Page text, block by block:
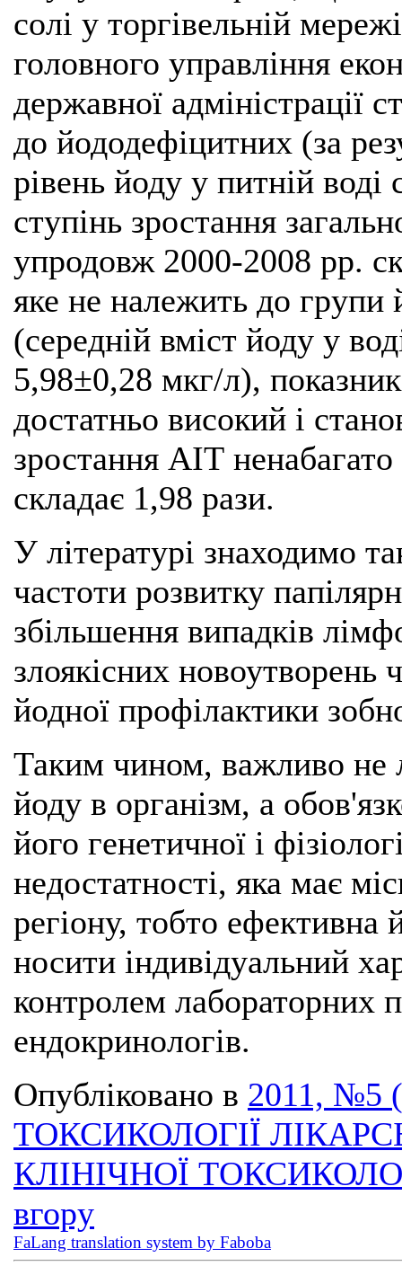
солі у торгівельній
головного управління
державної адміністрації
до йододефіцитних (за
рівень йоду у питній
ступінь зростання
упродовж 2000-2008 рр.
яке не належить до групи
(середній вміст йоду у
5,98±0,28 мкг/л), показник
достатньо високий і
зростання АІТ
складає 1,98 рази.
У літературі знаходимо
частоти розвитку
збільшення випадків
злоякісних новоутворень
йодної профілактики
Таким чином, важливо не
йоду в організм, а
його генетичної і
недостатності, яка має
регіону, тобто ефективна
носити індивідуальний
контролем лабораторних
ендокринологів.
Опубліковано в 2011, №5
ТОКСИКОЛОГІЇ
КЛІНІЧНОЇ
вгору
FaLang translation system by Faboba